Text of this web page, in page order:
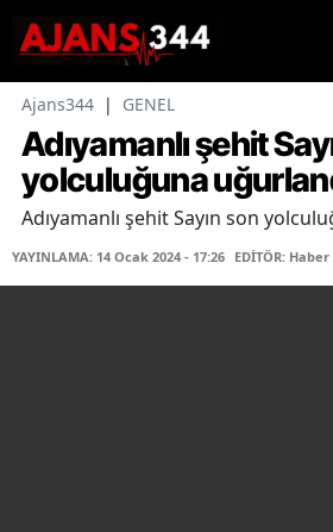
Ajans344 | GENEL
Adıyamanlı şehit
yolculuğuna
Adıyamanlı şehit Sayın son
YAYINLAMA: 14 Ocak 2024 - 17:26 EDİTÖR: